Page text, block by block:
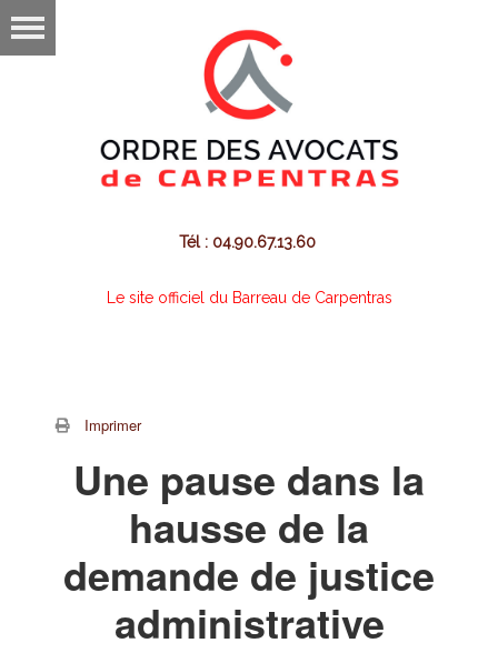
Tél : 04.90.67.13.60
Le site officiel du Barreau de Carpentras
Imprimer
Une pause dans la
hausse de la
demande de justice
administrative